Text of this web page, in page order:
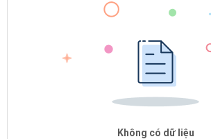
Không có dữ liệu